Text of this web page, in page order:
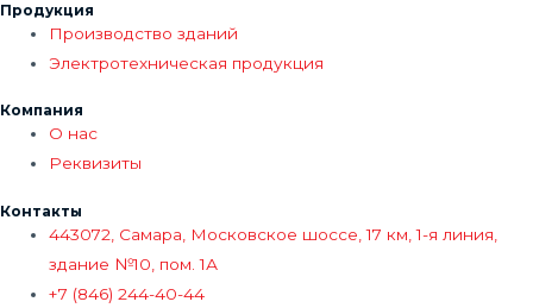
Продукция
Производство зданий
Электротехническая продукция
Компания
О нас
Реквизиты
Контакты
443072, Самара, Московское шоссе, 17 км, 1-я линия,
здание №10, пом. 1А
+7 (846) 244-40-44